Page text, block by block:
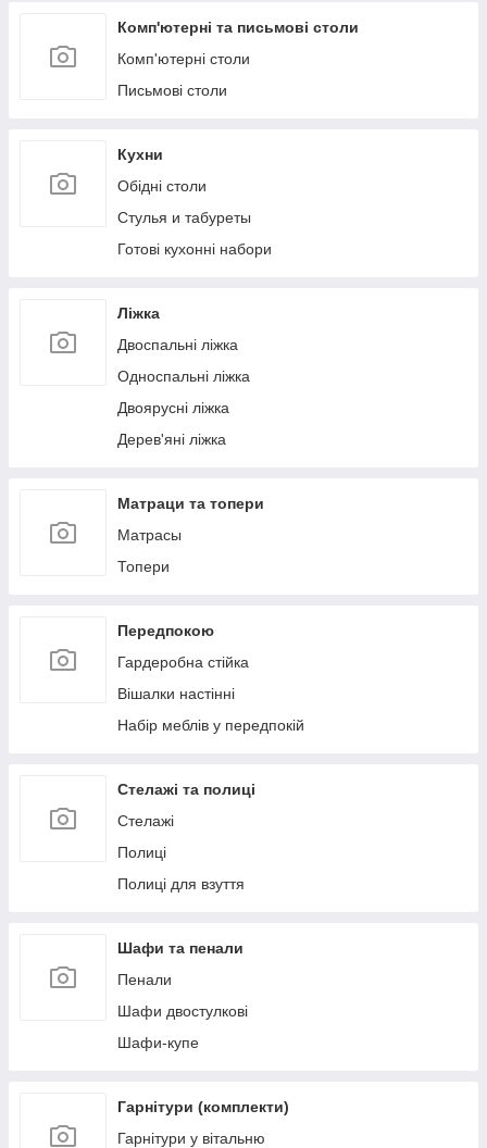
Комп'ютерні та письмові столи
Комп'ютерні столи
Письмові столи
Кухни
Обідні столи
Стулья и табуреты
Готові кухонні набори
Ліжка
Двоспальні ліжка
Односпальні ліжка
Двоярусні ліжка
Дерев'яні ліжка
Матраци та топери
Матрасы
Топери
Передпокою
Гардеробна стійка
Вішалки настінні
Набір меблів у передпокій
Стелажі та полиці
Стелажі
Полиці
Полиці для взуття
Шафи та пенали
Пенали
Шафи двостулкові
Шафи-купе
Гарнітури (комплекти)
Гарнітури у вітальню